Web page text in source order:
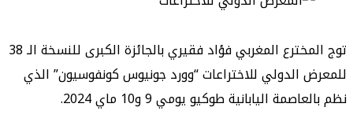
توج المخترع المغربي فؤاد فقيري بالجائزة الكبرى للنسخة الـ 38
للاختراعات “وورد جونيوس كونفوسيون” الذي
اليابانية طوكيو يومي 9 و10 ماي 2024.